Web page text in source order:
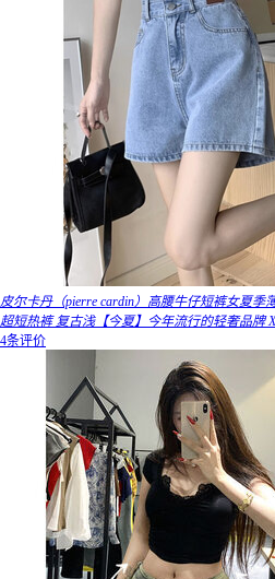
皮尔卡丹（pierre cardin）高腰牛仔短裤女夏季
超短热裤 复古浅【今夏】今年流行的轻奢品牌
4条评价